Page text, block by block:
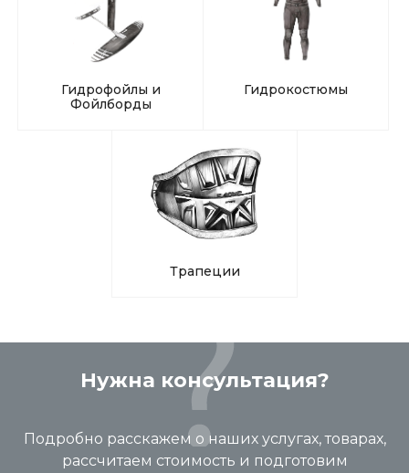
Гидрофойлы и
Фойлборды
Гидрокостюмы
Трапеции
Нужна консультация?
Подробно расскажем о наших услугах, товарах,
рассчитаем стоимость и подготовим